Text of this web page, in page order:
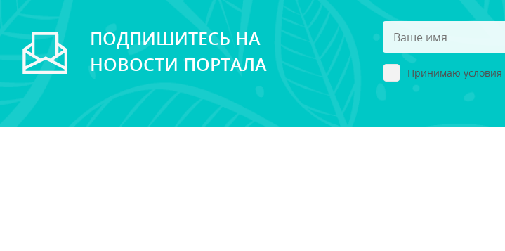
ПОДПИШИТЕСЬ НА
НОВОСТИ ПОРТАЛА
Принимаю условия